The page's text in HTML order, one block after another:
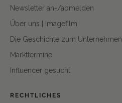
Newsletter an-/abmelden
Über uns | Imagefilm
Die Geschichte zum Unternehmen
Markttermine
Influencer gesucht
RECHTLICHES